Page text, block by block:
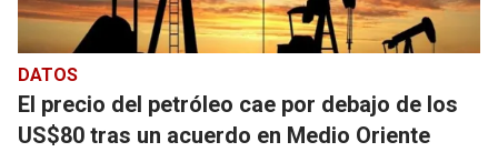
DATOS
El precio del petróleo cae por debajo de los
US$80 tras un acuerdo en Medio Oriente